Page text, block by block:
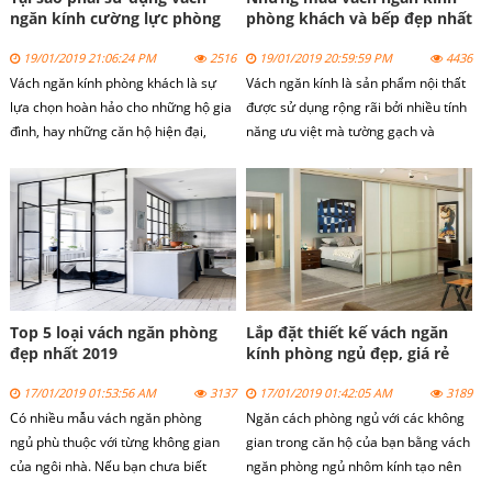
ngăn kính cường lực phòng
19/01/2019 21:06:24 PM 2516
Vách ngăn kính phòng khách là sự
lựa chọn hoàn hảo cho những hộ gia
đình, hay những căn hộ hiện đại,
về diện tích. Với chất liệu chủ yếu là
kính cường lực giúp cho không gian
thêm phần thoáng đãng, giúp ăn
gian được không gian nhỏ hẹp.
phòng khách và bếp đẹp nhất
19/01/2019 20:59:59 PM 4436
Vách ngăn kính là sản phẩm nội thất
được sử dụng rộng rãi bởi nhiều tính
năng ưu việt mà tường gạch và
dàng lắp đặt thêm các hệ thống
ngầm như điện, nước, tăng cường
khả năng chống ồn, chống cháy ,
cách nhiệt. Đặc biệt với trọng lượng
nhẹ, tiết kiệm thời gian thi công đã
góp phần làm giảm đáng kể tổng chi
phí đầu tư cho các dự án cao tầng.
Vách nhôm kính chủ yếu sử dụng
bóng, hay màu trắng sơn tĩnh điện,
vân gỗ… và kính thường hay kính
cường lực có độ dày từ 5 ly đến 19 ly,
kính mờ hay các loại kính màu tùy
Top 5 loại vách ngăn phòng
đẹp nhất 2019
17/01/2019 01:53:56 AM 3137
Có nhiều mẫu vách ngăn phòng
ngủ phù thuộc với từng không gian
của ngôi nhà. Nếu bạn chưa biết
Lắp đặt thiết kế vách ngăn
kính phòng ngủ đẹp, giá rẻ
17/01/2019 01:42:05 AM 3189
Ngăn cách phòng ngủ với các không
gian trong căn hộ của bạn bằng vách
ngăn phòng ngủ nhôm kính tạo nên